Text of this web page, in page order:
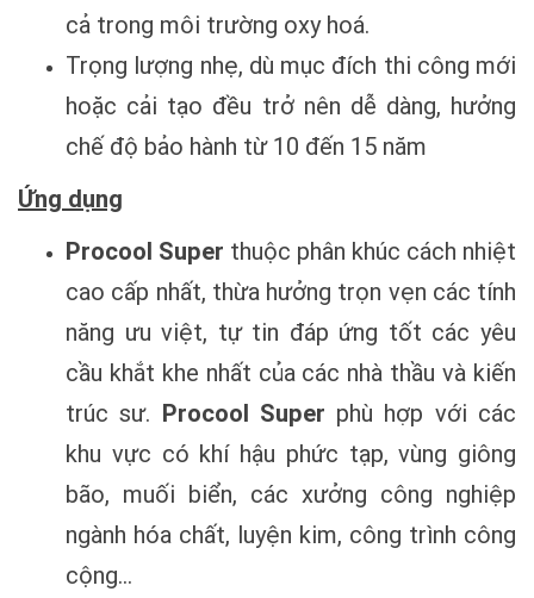
cả trong môi trường oxy hoá.
Trọng lượng nhẹ, dù mục đích thi công mới
hoặc cải tạo đều trở nên dễ dàng, hưởng
chế độ bảo hành từ 10 đến 15 năm
Ứng dụng
Procool Super thuộc phân khúc cách nhiệt
cao cấp nhất, thừa hưởng trọn vẹn các tính
năng ưu việt, tự tin đáp ứng tốt các yêu
cầu khắt khe nhất của các nhà thầu và kiến
trúc sư. Procool Super phù hợp với các
khu vực có khí hậu phức tạp, vùng giông
bão, muối biển, các xưởng công nghiệp
ngành hóa chất, luyện kim, công trình công
cộng…